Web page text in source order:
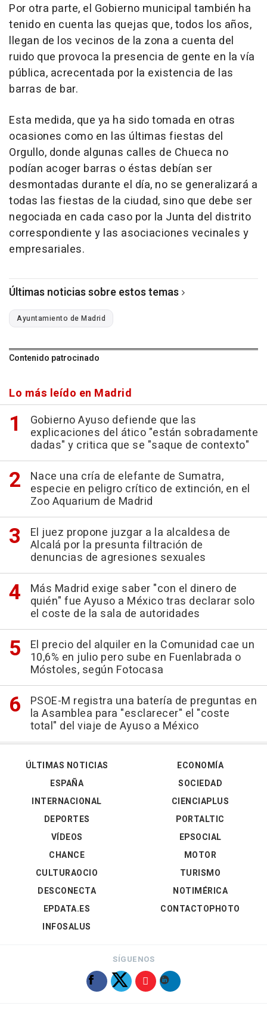
Por otra parte, el Gobierno municipal también ha
tenido en cuenta las quejas que, todos los años,
llegan de los vecinos de la zona a cuenta del
ruido que provoca la presencia de gente en la vía
pública, acrecentada por la existencia de las
barras de bar.
Esta medida, que ya ha sido tomada en otras
ocasiones como en las últimas fiestas del
Orgullo, donde algunas calles de Chueca no
podían acoger barras o éstas debían ser
desmontadas durante el día, no se generalizará a
todas las fiestas de la ciudad, sino que debe ser
negociada en cada caso por la Junta del distrito
correspondiente y las asociaciones vecinales y
empresariales.
Últimas noticias sobre estos temas
Ayuntamiento de Madrid
Contenido patrocinado
Lo más leído en Madrid
Gobierno Ayuso defiende que las
explicaciones del ático "están sobradamente
dadas" y critica que se "saque de contexto"
Nace una cría de elefante de Sumatra,
especie en peligro crítico de extinción, en el
Zoo Aquarium de Madrid
El juez propone juzgar a la alcaldesa de
Alcalá por la presunta filtración de
denuncias de agresiones sexuales
Más Madrid exige saber "con el dinero de
quién" fue Ayuso a México tras declarar solo
el coste de la sala de autoridades
El precio del alquiler en la Comunidad cae un
10,6% en julio pero sube en Fuenlabrada o
Móstoles, según Fotocasa
PSOE-M registra una batería de preguntas en
la Asamblea para "esclarecer" el "coste
total" del viaje de Ayuso a México
ÚLTIMAS NOTICIAS
ESPAÑA
INTERNACIONAL
DEPORTES
VÍDEOS
ECONOMÍA
SOCIEDAD
CIENCIAPLUS
PORTALTIC
EPSOCIAL
CHANCE
CULTURAOCIO
DESCONECTA
EPDATA.ES
INFOSALUS
MOTOR
TURISMO
NOTIMÉRICA
CONTACTOPHOTO
SÍGUENOS